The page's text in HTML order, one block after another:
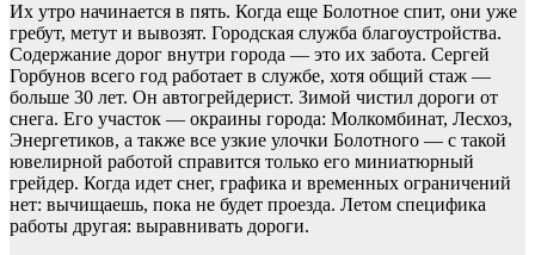
Их утро начинается в пять. Когда еще Болотное спит, они уже
гребут, метут и вывозят. Городская служба благоустройства.
Содержание дорог внутри города — это их забота. Сергей
Горбунов всего год работает в службе, хотя общий стаж —
больше 30 лет. Он автогрейдерист. Зимой чистил дороги от
снега. Его участок — окраины города: Молкомбинат, Лесхоз,
Энергетиков, а также все узкие улочки Болотного — с такой
ювелирной работой справится только его миниатюрный
грейдер. Когда идет снег, графика и временных ограничений
нет: вычищаешь, пока не будет проезда. Летом специфика
работы другая: выравнивать дороги.